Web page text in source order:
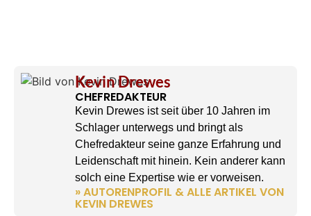
Kevin Drewes
CHEFREDAKTEUR
Kevin Drewes ist seit über 10 Jahren im
Schlager unterwegs und bringt als
Chefredakteur seine ganze Erfahrung und
Leidenschaft mit hinein. Kein anderer kann
solch eine Expertise wie er vorweisen.
» AUTORENPROFIL & ALLE ARTIKEL VON
KEVIN DREWES